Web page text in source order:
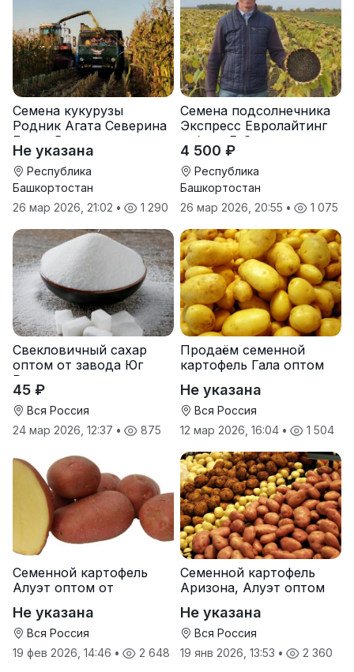
Семена кукурузы
Родник Агата Северина
Берта Вилора
Прохладненский Дарина
Росс Машук Катерина
Не указана
Республика
Башкортостан
26 мар 2026, 21:02 • 1 290
Семена подсолнечника
Экспресс Евролайтинг
гибрид F-G+
4 500 ₽
Республика
Башкортостан
26 мар 2026, 20:55 • 1 075
Свекловичный сахар
оптом от завода Юг
Руси
45 ₽
Вся Россия
24 мар 2026, 12:37 • 875
Продаём семенной
картофель Гала оптом
Не указана
Вся Россия
12 мар 2026, 16:04 • 1 504
Семенной картофель
Алуэт оптом от
Не указана
Вся Россия
19 фев 2026, 14:46 • 2 648
Семенной картофель
Аризона, Алуэт оптом
Не указана
Вся Россия
19 янв 2026, 13:53 • 2 360